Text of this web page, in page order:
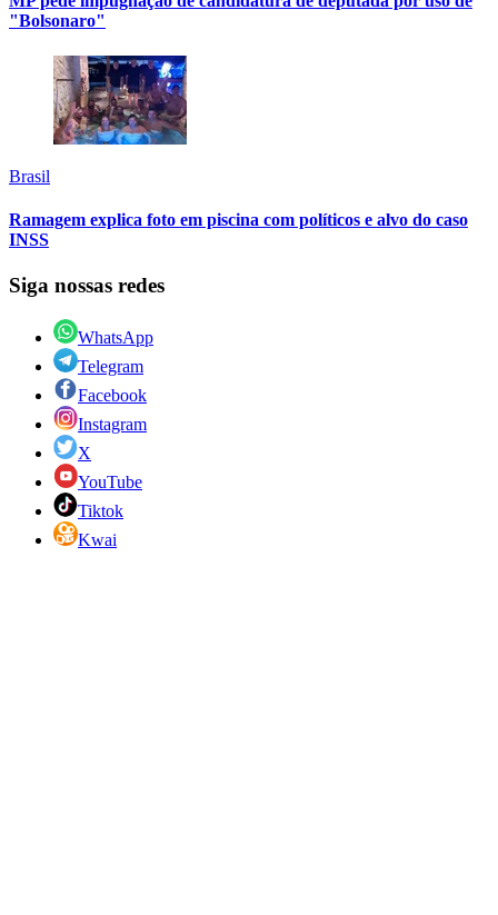
"Bolsonaro"
Brasil
Ramagem explica foto em piscina com políticos e alvo do caso
INSS
Siga nossas redes
WhatsApp
Telegram
Facebook
Instagram
X
YouTube
Tiktok
Kwai